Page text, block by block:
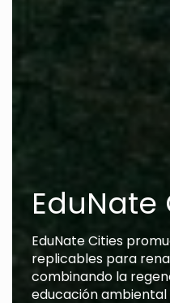
EduNate
EduNate Cities
replicables para
combinando la
educación ambiental